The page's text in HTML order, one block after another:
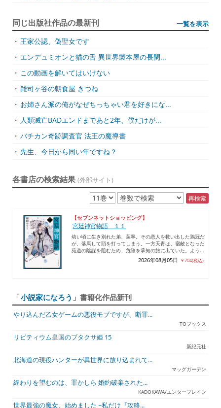
同じ出版社作品の最新刊 一覧を表示
・ 王家公認、偽聖女です
・ エンデュミオンと猫の舌 異世界製本屋の長閑...
・ この動画を解いてはいけない
・ 雑司ヶ谷の朝食屋 きつね
・ お姉さん派の俺がなぜちっちゃい君を好きにな...
・ 人類滅亡BADエンドまであと2年、僕だけが...
・ バチカン奇跡調査官 法王の魔導書
・ 先生、今日から同い年ですね？
各書店の検索結果 (外部サイト)
再検索
【セブンネットショッピング】
宮廷神官物語 １１
幼い頃に生き別れた弟、葉寧。その恋人を救い出した鶏冠だ
が、落馬して頭を打ってしまう。一方天青は、宿敵となった
苑遊の陰謀を阻むため、危険を承知の旅に出ていた。よう...
2026年08月05日 ￥704(税込)
「小説家になろう 」書籍化作品新刊
やり込んだ乙女ゲームの悪役モブですが、断罪...
TOブックス
リビティウム皇国のブタクサ姫 15
新紀元社
北海道の現役ハンターが異世界に放り込まれて...
マッグガーデン
終わりを望むのは、罪かしら 婚約破棄された...
KADOKAWA/エンターブレイン
世界最強の魔女、始めました ~私だけ『攻略...